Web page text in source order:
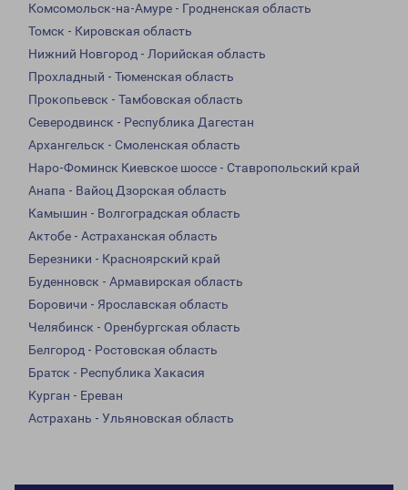
Комсомольск-на-Амуре - Гродненская область
Томск - Кировская область
Нижний Новгород - Лорийская область
Прохладный - Тюменская область
Прокопьевск - Тамбовская область
Северодвинск - Республика Дагестан
Архангельск - Смоленская область
Наро-Фоминск Киевское шоссе - Ставропольский край
Анапа - Вайоц Дзорская область
Камышин - Волгоградская область
Актобе - Астраханская область
Березники - Красноярский край
Буденновск - Армавирская область
Боровичи - Ярославская область
Челябинск - Оренбургская область
Белгород - Ростовская область
Братск - Республика Хакасия
Курган - Ереван
Астрахань - Ульяновская область